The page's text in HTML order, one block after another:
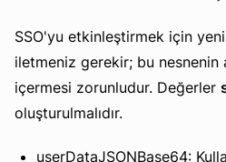
SSO'yu etkinleştirmek için
iletmeniz gerekir; bu nesnenin
içermesi zorunludur. Değerler
oluşturulmalıdır.
userDataJSONBase64: